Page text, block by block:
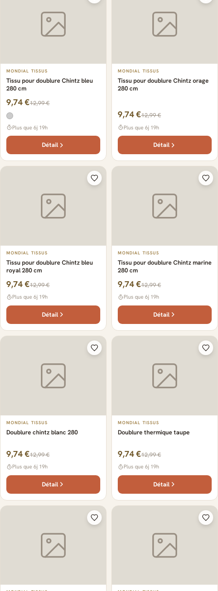
MONDIAL TISSUS
Tissu pour doublure Chintz bleu
280 cm
9,74 €12,99 €
Plus que 6j 19h
Détail
MONDIAL TISSUS
Tissu pour doublure Chintz orage
280 cm
9,74 €12,99 €
Plus que 6j 19h
Détail
MONDIAL TISSUS
Tissu pour doublure Chintz bleu
royal 280 cm
9,74 €12,99 €
Plus que 6j 19h
Détail
MONDIAL TISSUS
Tissu pour doublure Chintz marine
280 cm
9,74 €12,99 €
Plus que 6j 19h
Détail
MONDIAL TISSUS
Doublure chintz blanc 280
9,74 €12,99 €
Plus que 6j 19h
Détail
MONDIAL TISSUS
Doublure thermique taupe
9,74 €12,99 €
Plus que 6j 19h
Détail